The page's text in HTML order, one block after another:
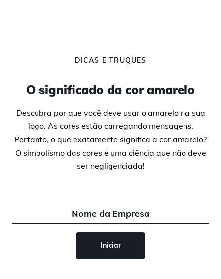
DICAS E TRUQUES
O significado da cor amarelo
Descubra por que você deve usar o amarelo na sua
logo. As cores estão carregando mensagens.
Portanto, o que exatamente significa a cor amarelo?
O simbolismo das cores é uma ciência que não deve
ser negligenciada!
Iniciar